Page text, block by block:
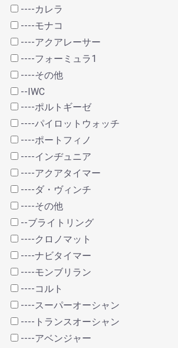
----カレラ
----モナコ
----アクアレーサー
----フォーミュラ1
----その他
--IWC
----ポルトギーゼ
----パイロットウォッチ
----ポートフィノ
----インヂュニア
----アクアタイマー
----ダ・ヴィンチ
----その他
--ブライトリング
----クロノマット
----ナビタイマー
----モンブリラン
----コルト
----スーパーオーシャン
----トランスオーシャン
----アベンジャー